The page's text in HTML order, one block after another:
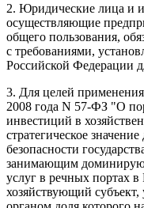
2. Юридические лица и
осуществляющие
общего пользования,
с требованиями,
Российской Федерации
3. Для целей
2008 года N 57-ФЗ "О
инвестиций в
стратегическое
безопасности
занимающим
услуг в речных портах
хозяйствующий